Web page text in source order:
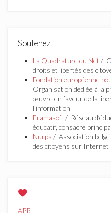
Soutenez
La Quadrature du Net /
droits et libertés des
Fondation européenne
Organisation dédiée à la
œuvre en faveur de la
l’information
Framasoft / Réseau
éducatif, consacré
Nurpa / Association
des citoyens sur Internet
APRIL